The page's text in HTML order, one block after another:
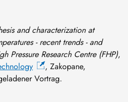
and characterization at
- recent trends - and
Pressure Research Centre (FHP),
, Zakopane,
Vortrag.